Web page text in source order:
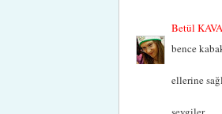
Betül
bence
ellerine